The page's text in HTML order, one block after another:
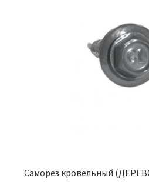
Саморез кровельный